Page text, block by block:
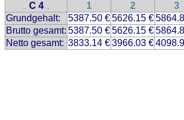
.. C 4 .. 1 2 3
Grundgehalt:
5387.50 €5626.15 €
Brutto gesamt: 5387.50 €5626.15 €
Netto gesamt: 3833.14 €3966.03 €